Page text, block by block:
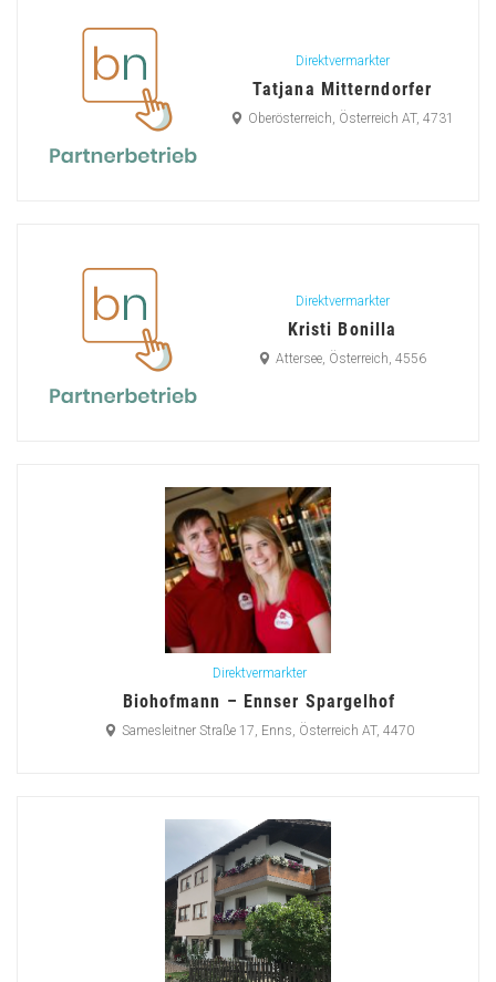
Direktvermarkter
Tatjana Mitterndorfer
Oberösterreich, Österreich AT, 4731
Direktvermarkter
Kristi Bonilla
Attersee, Österreich, 4556
Direktvermarkter
Biohofmann – Ennser Spargelhof
Samesleitner Straße 17, Enns, Österreich AT, 4470